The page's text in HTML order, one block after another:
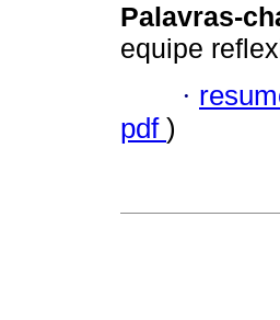
Palavras-
equipe
·
pdf )